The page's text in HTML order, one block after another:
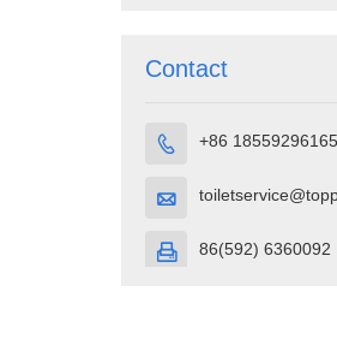
Contact
 +86 18559296165

 86(592) 6360092